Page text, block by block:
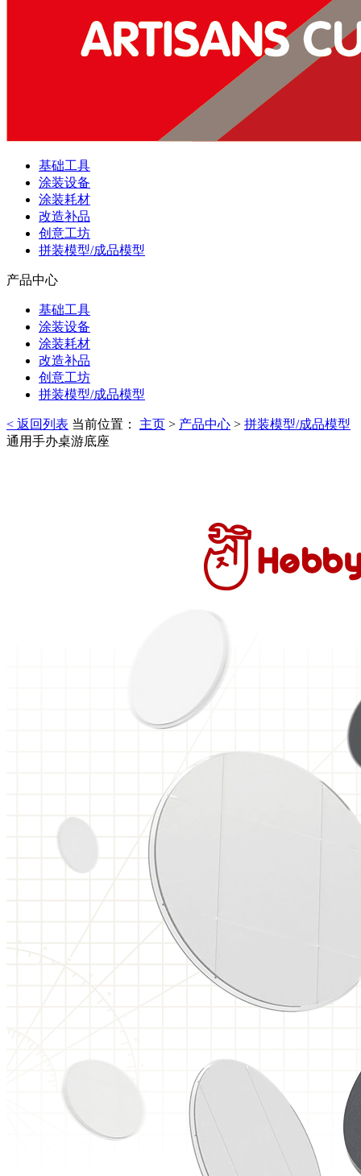
基础工具
涂装设备
涂装耗材
改造补品
创意工坊
拼装模型/成品模型
产品中心
基础工具
涂装设备
涂装耗材
改造补品
创意工坊
拼装模型/成品模型
< 返回列表 当前位置： 主页 > 产品中心 > 拼装模型/成品模型
通用手办桌游底座